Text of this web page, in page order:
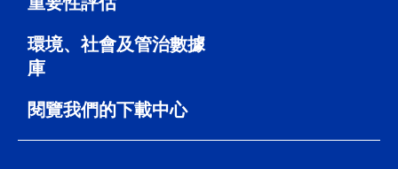
環境、社會及管治數據
庫
閱覽我們的下載中心